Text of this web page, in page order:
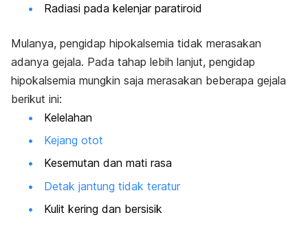
Radiasi pada kelenjar paratiroid
Mulanya, pengidap hipokalsemia tidak merasakan
adanya gejala. Pada tahap lebih lanjut, pengidap
hipokalsemia mungkin saja merasakan beberapa gejala
berikut ini:
Kelelahan
Kejang otot
Kesemutan dan mati rasa
Detak jantung tidak teratur
Kulit kering dan bersisik